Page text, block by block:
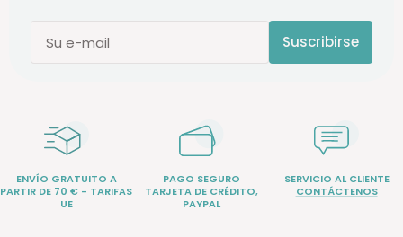
Su e-mail Suscribirse
ENVÍO GRATUITO A
PARTIR DE 70 € - TARIFAS
UE
PAGO SEGURO
TARJETA DE CRÉDITO,
PAYPAL
SERVICIO AL CLIENTE
CONTÁCTENOS